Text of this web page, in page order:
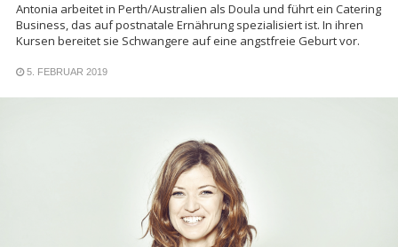
Antonia arbeitet in Perth/Australien als Doula und führt ein Catering
Business, das auf postnatale Ernährung spezialisiert ist. In ihren
Kursen bereitet sie Schwangere auf eine angstfreie Geburt vor.
5. FEBRUAR 2019
READ MORE